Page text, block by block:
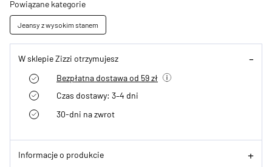
Powiązane kategorie
Jeansy z wysokim stanem
W sklepie Zizzi otrzymujesz
Bezpłatna dostawa od 59 zł
Czas dostawy: 3–4 dni
30-dni na zwrot
Informacje o produkcie